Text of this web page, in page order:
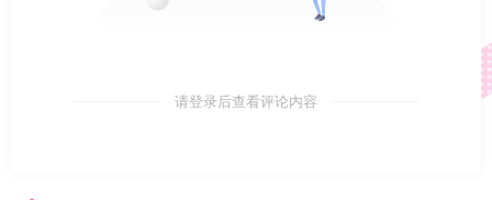
请登录后查看评论内容